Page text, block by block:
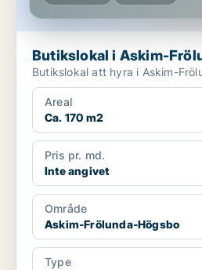
Butikslokal i Askim-
Butikslokal att hyra i Askim-
Areal
Ca. 170 m2
Pris pr. md.
Inte angivet
Område
Askim-Frölunda-Högsbo
Type